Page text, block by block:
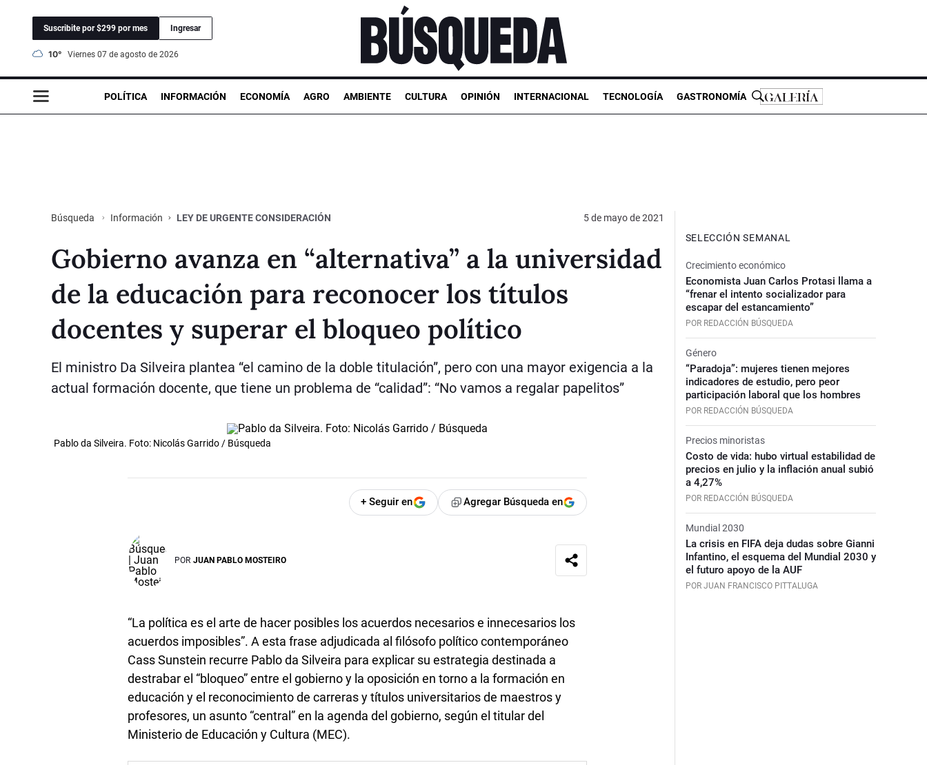
Suscribite por $299 por mes Ingresar
10° viernes 07 de agosto de 2026
POLÍTICA INFORMACIÓN ECONOMÍA AGRO AMBIENTE CULTURA OPINIÓN INTERNACIONAL TECNOLOGÍA GASTRONOMÍA
Búsqueda Información LEY DE URGENTE CONSIDERACIÓN 5 de mayo de 2021
Gobierno avanza en “alternativa” a la universidad
de la educación para reconocer los títulos
docentes y superar el bloqueo político
El ministro Da Silveira plantea “el camino de la doble titulación”, pero con una mayor exigencia a la
actual formación docente, que tiene un problema de “calidad”: “No vamos a regalar papelitos”
Pablo da Silveira. Foto: Nicolás Garrido / Búsqueda
+ Seguir en Agregar Búsqueda en
POR JUAN PABLO MOSTEIRO
“La política es el arte de hacer posibles los acuerdos necesarios e innecesarios los
acuerdos imposibles”. A esta frase adjudicada al filósofo político contemporáneo
Cass Sunstein recurre Pablo da Silveira para explicar su estrategia destinada a
destrabar el “bloqueo” entre el gobierno y la oposición en torno a la formación en
educación y el reconocimiento de carreras y títulos universitarios de maestros y
profesores, un asunto “central” en la agenda del gobierno, según el titular del
Ministerio de Educación y Cultura (MEC).
SELECCIÓN SEMANAL
Crecimiento económico
Economista Juan Carlos Protasi llama a
“frenar el intento socializador para
escapar del estancamiento”
POR REDACCIÓN BÚSQUEDA
Género
“Paradoja”: mujeres tienen mejores
indicadores de estudio, pero peor
participación laboral que los hombres
POR REDACCIÓN BÚSQUEDA
Precios minoristas
Costo de vida: hubo virtual estabilidad de
precios en julio y la inflación anual subió
a 4,27%
POR REDACCIÓN BÚSQUEDA
Mundial 2030
La crisis en FIFA deja dudas sobre Gianni
Infantino, el esquema del Mundial 2030 y
el futuro apoyo de la AUF
POR JUAN FRANCISCO PITTALUGA